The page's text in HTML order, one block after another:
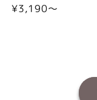
通
¥3,190〜